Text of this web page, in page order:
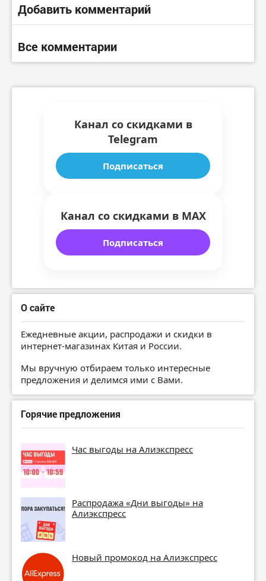
Добавить комментарий
Все комментарии
Канал со скидками в
Telegram
Подписаться
Канал со скидками в MAX
Подписаться
О сайте
Ежедневные акции, распродажи и скидки в
интернет-магазинах Китая и России.
Мы вручную отбираем только интересные
предложения и делимся ими с Вами.
Горячие предложения
Час выгоды на Алиэкспресс
Распродажа «Дни выгоды» на
Алиэкспресс
Новый промокод на Алиэкспресс